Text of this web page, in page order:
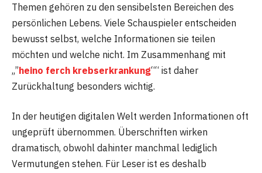
Themen gehören zu den sensibelsten Bereichen des
persönlichen Lebens. Viele Schauspieler entscheiden
bewusst selbst, welche Informationen sie teilen
möchten und welche nicht. Im Zusammenhang mit
„”heino ferch krebserkrankung““ ist daher
Zurückhaltung besonders wichtig.
In der heutigen digitalen Welt werden Informationen oft
ungeprüft übernommen. Überschriften wirken
dramatisch, obwohl dahinter manchmal lediglich
Vermutungen stehen. Für Leser ist es deshalb